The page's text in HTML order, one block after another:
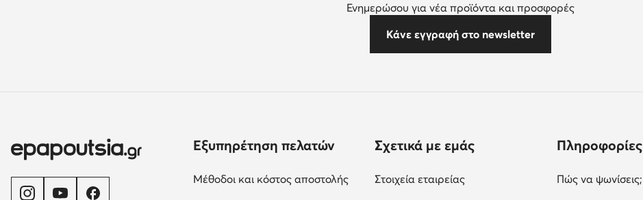
Ενημερώσου για νέα προϊόντα και προσφορές
Κάνε εγγραφή στο newsletter
Εξυπηρέτηση πελατών
Μέθοδοι και κόστος αποστολής
Σχετικά με εμάς
Στοιχεία εταιρείας
Πληροφορίες
Πώς να ψωνίσεις;